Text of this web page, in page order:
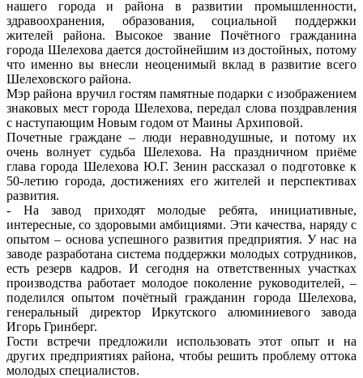
нашего города и района в развитии промышленности,
здравоохранения, образования, социальной поддержки
жителей района. Высокое звание Почётного гражданина
города Шелехова дается достойнейшим из достойных, потому
что именно вы внесли неоценимый вклад в развитие всего
Шелеховского района.
Мэр района вручил гостям памятные подарки с изображением
знаковых мест города Шелехова, передал слова поздравления
с наступающим Новым годом от Маины Архиповой.
Почетные граждане – люди неравнодушные, и потому их
очень волнует судьба Шелехова. На праздничном приёме
глава города Шелехова Ю.Г. Зенин рассказал о подготовке к
50-летию города, достижениях его жителей и перспективах
развития.
- На завод приходят молодые ребята, инициативные,
интересные, со здоровыми амбициями. Эти качества, наряду с
опытом – основа успешного развития предприятия. У нас на
заводе разработана система поддержки молодых сотрудников,
есть резерв кадров. И сегодня на ответственных участках
производства работает молодое поколение руководителей, –
поделился опытом почётный гражданин города Шелехова,
генеральный директор Иркутского алюминиевого завода
Игорь Гринберг.
Гости встречи предложили использовать этот опыт и на
других предприятиях района, чтобы решить проблему оттока
молодых специалистов.